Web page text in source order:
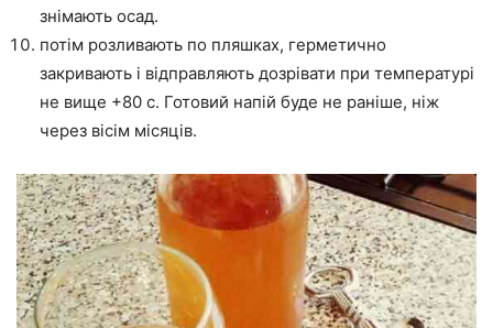
знімають осад.
потім розливають по пляшках, герметично
закривають і відправляють дозрівати при температурі
не вище +80 c. Готовий напій буде не раніше, ніж
через вісім місяців.